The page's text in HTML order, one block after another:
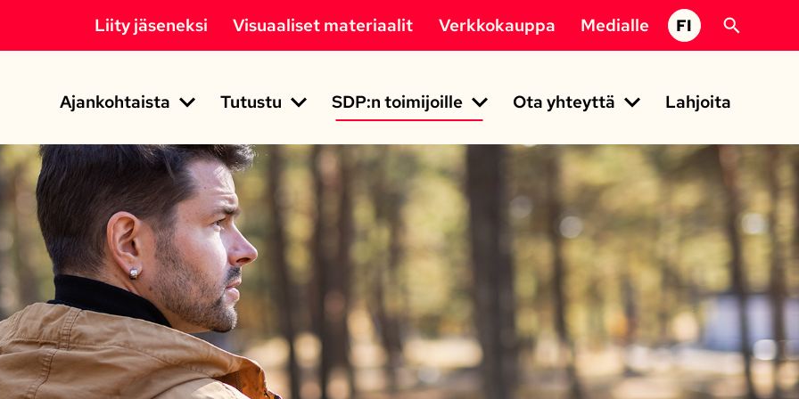
Ajankohtaista
Tutustu SDP:n toimijoille Ota yhteyttä Lahjoita
Liity jäseneksi Visuaaliset materiaalit Verkkokauppa Medialle FI